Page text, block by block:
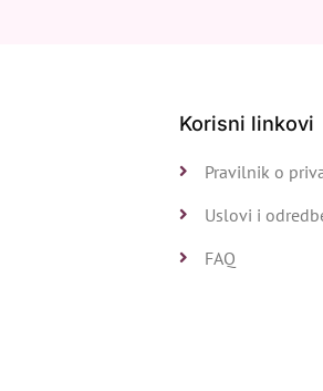
Korisni linkovi
Pravilnik o
Uslovi i
FAQ